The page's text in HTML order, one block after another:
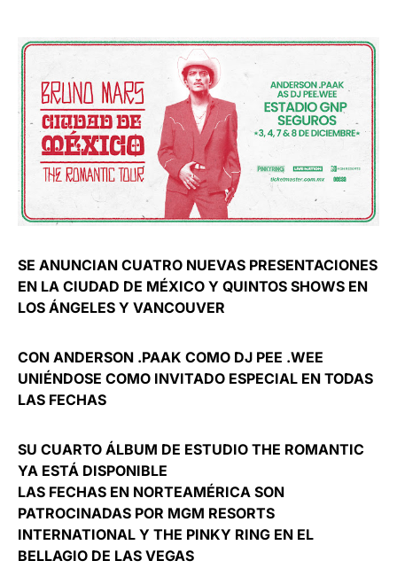
SE ANUNCIAN CUATRO NUEVAS PRESENTACIONES
EN LA CIUDAD DE MÉXICO Y QUINTOS SHOWS EN
LOS ÁNGELES Y VANCOUVER
CON ANDERSON .PAAK COMO DJ PEE .WEE
UNIÉNDOSE COMO INVITADO ESPECIAL EN TODAS
LAS FECHAS
SU CUARTO ÁLBUM DE ESTUDIO THE ROMANTIC
YA ESTÁ DISPONIBLE
LAS FECHAS EN NORTEAMÉRICA SON
PATROCINADAS POR MGM RESORTS
INTERNATIONAL Y THE PINKY RING EN EL
BELLAGIO DE LAS VEGAS